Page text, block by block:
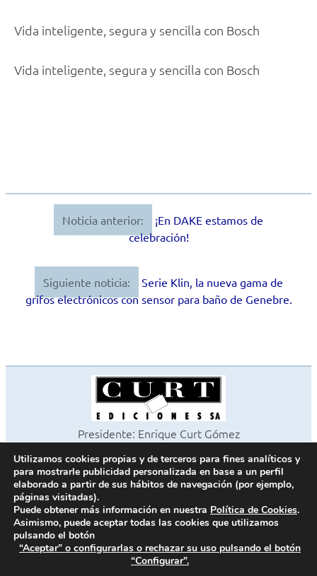
Vida inteligente, segura y sencilla con Bosch
Vida inteligente, segura y sencilla con Bosch
Navegación
entradas
Noticia anterior:
¡En DAKE estamos de
celebración!
Siguiente noticia:
Serie Klin, la nueva gama de
grifos electrónicos con sensor para baño de Genebre.
Presidente: Enrique Curt Gómez
©2026 Revista Cocinas y Baños
Todos los derechos reservados
Paseo de Gracia, 63. 1º 2ª. 08008 Barcelona -
Fax 933 183 505
Política de cookies
Utilizamos cookies propias y de terceros para fines analíticos y
para mostrarle publicidad personalizada en base a un perfil
elaborado a partir de sus hábitos de navegación (por ejemplo,
páginas visitadas).
Puede obtener más información en nuestra Política de Cookies.
Asimismo, puede aceptar todas las cookies que utilizamos
pulsando el botón
“Aceptar” o configurarlas o rechazar su uso pulsando el botón
“Configurar”.